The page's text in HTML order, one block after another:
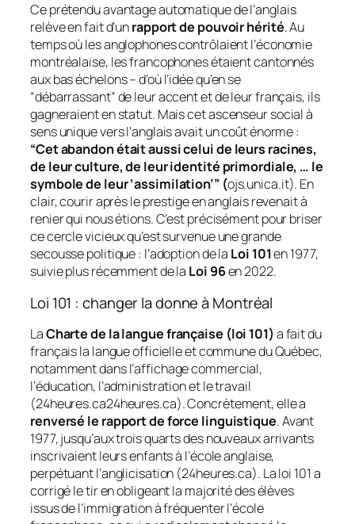
Ce prétendu avantage automatique de l’anglais
relève en fait d’unrapport de pouvoir hérité. Au
temps où les anglophones contrôlaient l’économie
montréalaise, les francophones étaient cantonnés
aux bas échelons – d’où l’idée qu’en se
“débarrassant” de leur accent et de leur français, ils
gagneraient en statut. Mais cetascenseur socialà
sens unique vers l’anglais avait un coût énorme :
“Cet abandon était aussi celui de leurs racines,
de leur culture, de leur identité primordiale, … le
symbole de leur ‘assimilation’” (ojs.unica.it). En
clair, courir après le prestige en anglais revenait à
renier qui nous étions. C’est précisément pour briser
ce cercle vicieux qu’est survenue une grande
secousse politique : l’adoption de la Loi 101en 1977,
suivie plus récemment de la Loi 96en 2022.
Loi 101 : changer la donne à Montréal
LaCharte de la langue française (loi 101) a fait du
français la langue officielle et commune du Québec,
notamment dans l’affichage commercial,
l’éducation, l’administration et le travail
(24heures.ca24heures.ca). Concrètement, elle a
renversé le rapport de force linguistique. Avant
1977, jusqu’aux trois quarts des nouveaux arrivants
inscrivaient leurs enfants à l’école anglaise,
perpétuant l’anglicisation (24heures.ca). La loi 101 a
corrigé le tir en obligeant la majorité des élèves
issus de l’immigration à fréquenter l’école